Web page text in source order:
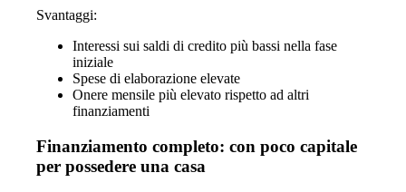
Svantaggi:
Interessi sui saldi di credito più bassi nella fase
iniziale
Spese di elaborazione elevate
Onere mensile più elevato rispetto ad altri
finanziamenti
Finanziamento completo: con poco capitale
per possedere una casa